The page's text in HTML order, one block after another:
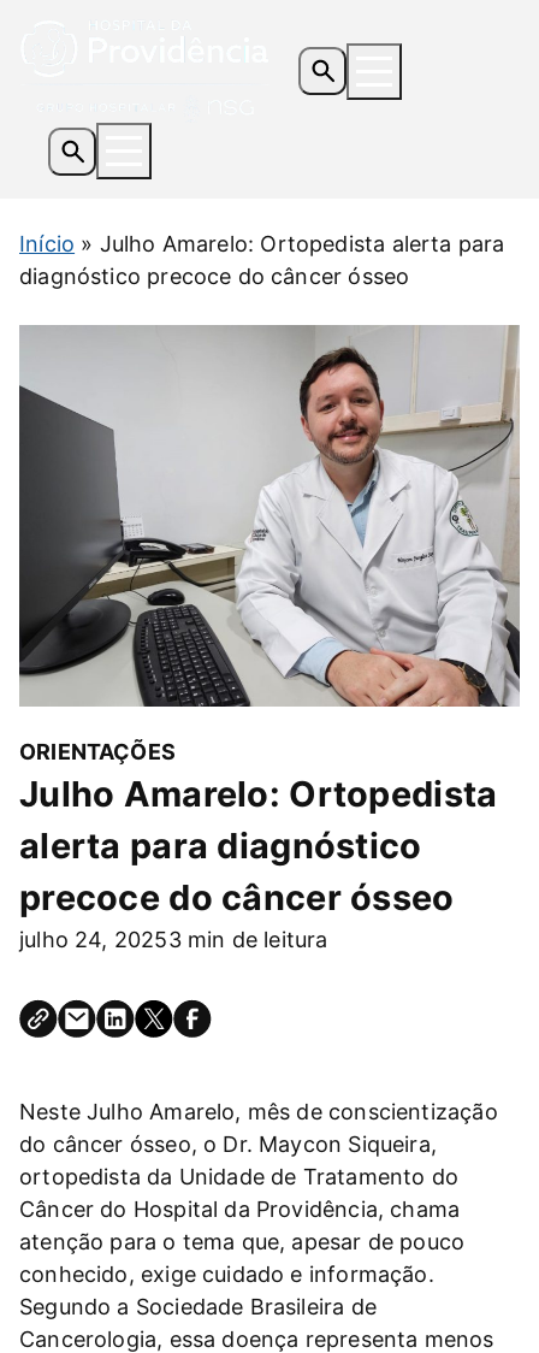
Serviços e Especialidades
Informações Úteis
Contato
Doe Agora
Início » Julho Amarelo: Ortopedista alerta para
diagnóstico precoce do câncer ósseo
ORIENTAÇÕES
Julho Amarelo: Ortopedista
alerta para diagnóstico
precoce do câncer ósseo
julho 24, 20253 min de leitura
Neste Julho Amarelo, mês de conscientização
do câncer ósseo, o Dr. Maycon Siqueira,
ortopedista da Unidade de Tratamento do
Câncer do Hospital da Providência, chama
atenção para o tema que, apesar de pouco
conhecido, exige cuidado e informação.
Segundo a Sociedade Brasileira de
Cancerologia, essa doença representa menos